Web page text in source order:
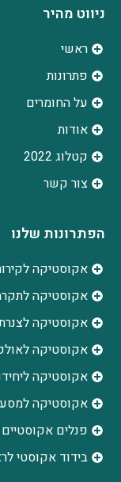
ניווט מהיר
ראשי
פתרונות
על החומרים
אודות
קטלוג 2022
צור קשר
הפתרונות שלנו
אקוסטיקה
אקוסטיקה
אקוסטיקה
אקוסטיקה
‫אקוסטיקה
אקוסטיקה
פנלים
בידוד אקוסטי